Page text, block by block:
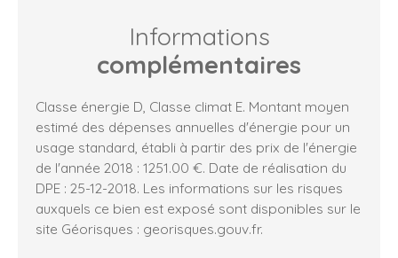
Informations
complémentaires
Classe énergie D, Classe climat E. Montant moyen
estimé des dépenses annuelles d'énergie pour un
usage standard, établi à partir des prix de l'énergie
de l'année 2018 : 1251.00 €. Date de réalisation du
DPE : 25-12-2018. Les informations sur les risques
auxquels ce bien est exposé sont disponibles sur le
site Géorisques : georisques.gouv.fr.